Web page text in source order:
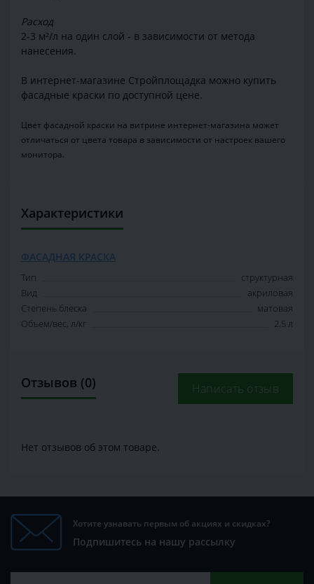
Расход
2-3 м²/л на один слой - в зависимости от метода
нанесения.
В интернет-магазине Стройплощадка можно купить
фасадные краски по доступной цене.
Цвет фасадной краски на витрине интернет-магазина может
отличаться от цвета товара в зависимости от настроек вашего
монитора.
Характеристики
ФАСАДНАЯ КРАСКА
Тип
структурная
Вид
акриловая
Степень блеска
матовая
Объем/вес, л/кг
2.5 л
Отзывов (0) Написать отзыв
Нет отзывов об этом товаре.
Хотите узнавать первым об акциях и скидках?
Подпишитесь на нашу рассылку